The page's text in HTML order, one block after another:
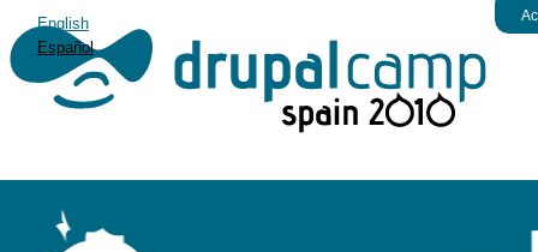
English
Español